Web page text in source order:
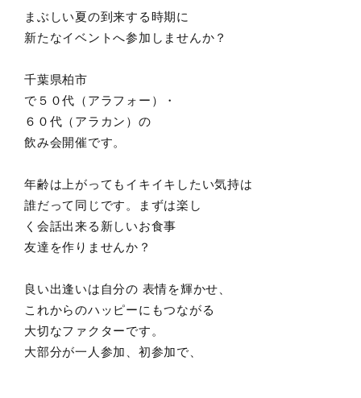
まぶしい夏の到来する時期に
新たなイベントへ参加しませんか？
千葉県柏市
で５０代（アラフォー）・
６０代（アラカン）の
飲み会開催です。
年齢は上がってもイキイキしたい気持は
誰だって同じです。まずは楽し
く会話出来る新しいお食事
友達を作りませんか？
良い出逢いは自分の 表情を輝かせ、
これからのハッピーにもつながる
大切なファクターです。
大部分が一人参加、初参加で、